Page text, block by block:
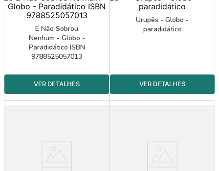
E Não Sobrou
Nenhum - Globo -
Paradidático ISBN
9788525057013
Urupês - Globo -
paradidático